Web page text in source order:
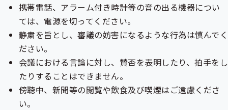
ュ
ニ
ュ
ー
携帯電話、アラーム付き時計等の音の出る機器につい
ては、電源を切ってください。
静粛を旨とし、審議の妨害になるような行為は慎んでく
ださい。
会議における言論に対し、賛否を表明したり、拍手をし
たりすることはできません。
傍聴中、新聞等の閲覧や飲食及び喫煙はご遠慮くださ
い。